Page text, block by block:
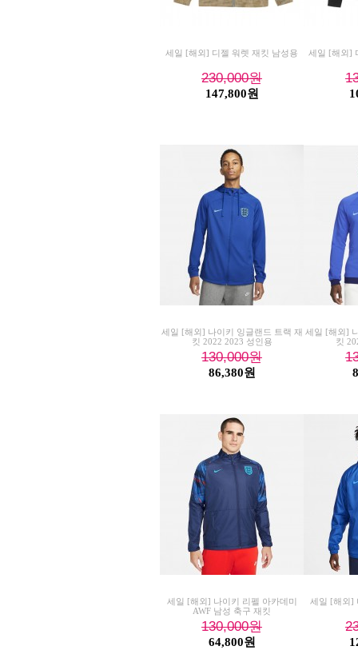
세일 [해외] 디젤 워렛 재킷 남성용
230,000원
147,800원
세일 [해외]
세일 [해외] 나이키 잉글랜드 트랙 재
킷 2022 2023 성인용
130,000원
86,380원
세일 [해외]
킷
세일 [해외] 나이키 리펠 아카데미
AWF 남성 축구 재킷
130,000원
64,800원
세일 [해외]